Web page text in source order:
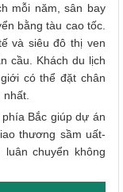
mỗi năm, sân bay
bằng tàu cao tốc.
và siêu đô thị ven
cầu. Khách du lịch
có thể đặt chân
Bắc giúp dự án
thương sầm uất-
chuyển không